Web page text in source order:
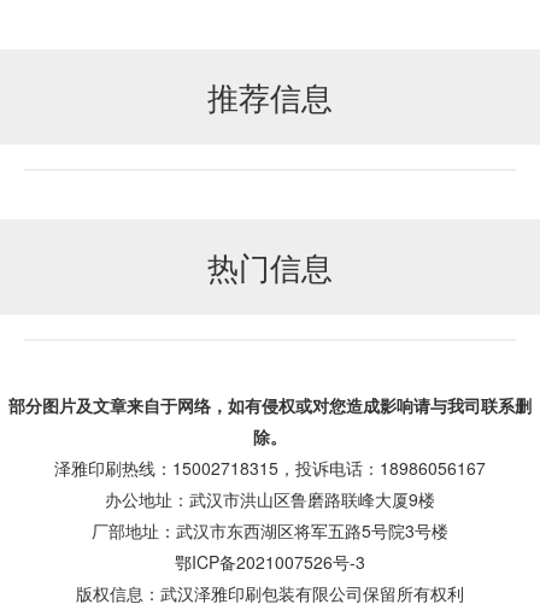
推荐信息
热门信息
部分图片及文章来自于网络，如有侵权或对您造成影响请与我司联系删
除。
泽雅印刷热线：15002718315，投诉电话：18986056167
办公地址：武汉市洪山区鲁磨路联峰大厦9楼
厂部地址：武汉市东西湖区将军五路5号院3号楼
鄂ICP备2021007526号-3
版权信息：武汉泽雅印刷包装有限公司保留所有权利